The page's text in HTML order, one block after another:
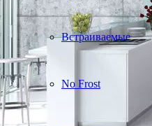
Встраиваемые
No Frost